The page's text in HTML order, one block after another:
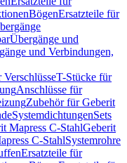
BögenErsatzteile für
Übergänge und
und Verbindungen,
T-Stücke für
Anschlüsse für
Zubehör für Geberit
SystemdichtungenSets
Mapress C-StahlGeberit
C-StahlSystemrohre
Ersatzteile für